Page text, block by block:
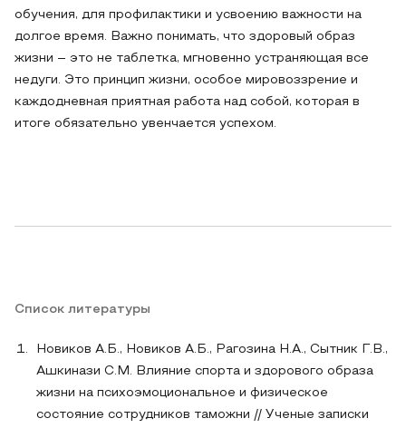
обучения, для профилактики и усвоению важности на
долгое время. Важно понимать, что здоровый образ
жизни – это не таблетка, мгновенно устраняющая все
недуги. Это принцип жизни, особое мировоззрение и
каждодневная приятная работа над собой, которая в
итоге обязательно увенчается успехом.
Список литературы
Новиков А.Б., Новиков А.Б., Рагозина Н.А., Сытник Г.В.,
Ашкинази С.М. Влияние спорта и здорового образа
жизни на психоэмоциональное и физическое
состояние сотрудников таможни // Ученые записки